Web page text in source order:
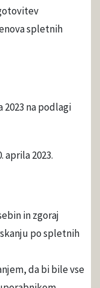
spletnih
2023 na podlagi
aprila 2023.
in zgoraj
po spletnih
da bi bile vse